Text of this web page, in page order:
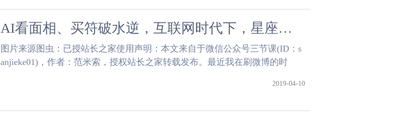
AI看面相、买符破水逆，互联网时代下，星座和风水产品如何让你心甘情愿的掏钱？
​图片来源图虫：已授站长之家使用声明：本文来自于微信公众号三节课(ID：s
anjieke01)，作者：范米索，授权站长之家转载发布。最近我在刷微博的时
2019-04-10